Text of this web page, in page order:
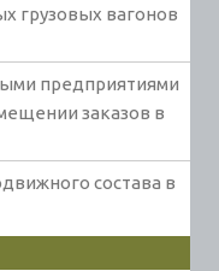
грузовых вагонов
предприятиями
заказов в
состава в